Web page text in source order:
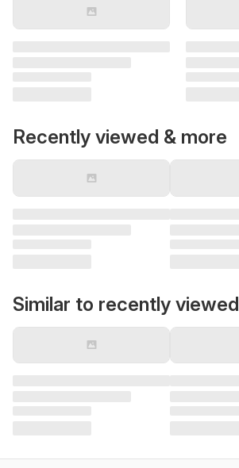
Recently viewed & more
Similar to recently viewed